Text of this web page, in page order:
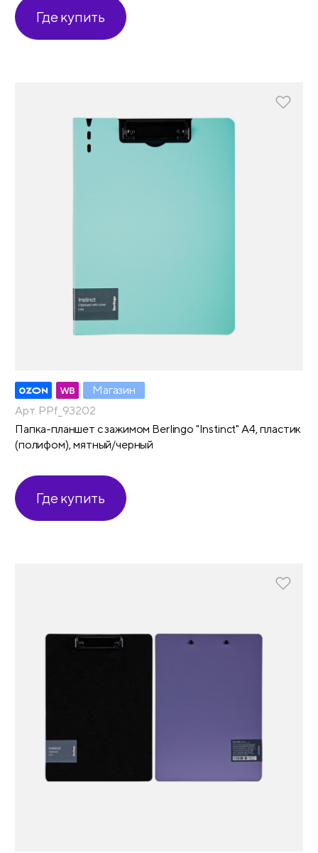
Где купить
Магазин
Арт. PPf_93202
Папка-планшет с зажимом Berlingo "Instinct" А4, пластик
(полифом), мятный/черный
Где купить